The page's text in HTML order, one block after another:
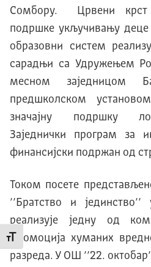
Промени величину слова
Сомбору. Црвени крст
подршке укључивању
образовни систем
сарадњи са Удружењем
месном заједницом
предшколском
значајну подршку
Заједнички програм за
финансијски подржан од
Током посете
’’Братство и
реализује једну од
Промоција хуманих
разреда. У ОШ ’’22.